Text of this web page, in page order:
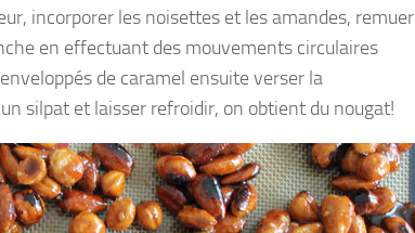
incorporer les noisettes et les amandes, remuer
en effectuant des mouvements circulaires
de caramel ensuite verser la
silpat et laisser refroidir, on obtient du nougat!